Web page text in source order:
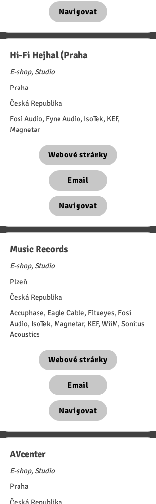
Navigovat
Hi-Fi Hejhal (Praha
E-shop, Studio
Praha
Česká Republika
Fosi Audio, Fyne Audio, IsoTek, KEF,
Magnetar
Webové stránky
Email
Navigovat
Music Records
E-shop, Studio
Plzeň
Česká Republika
Accuphase, Eagle Cable, Fitueyes, Fosi
Audio, IsoTek, Magnetar, KEF, WiiM, Sonitus
Acoustics
Webové stránky
Email
Navigovat
AVcenter
E-shop, Studio
Praha
Česká Republika